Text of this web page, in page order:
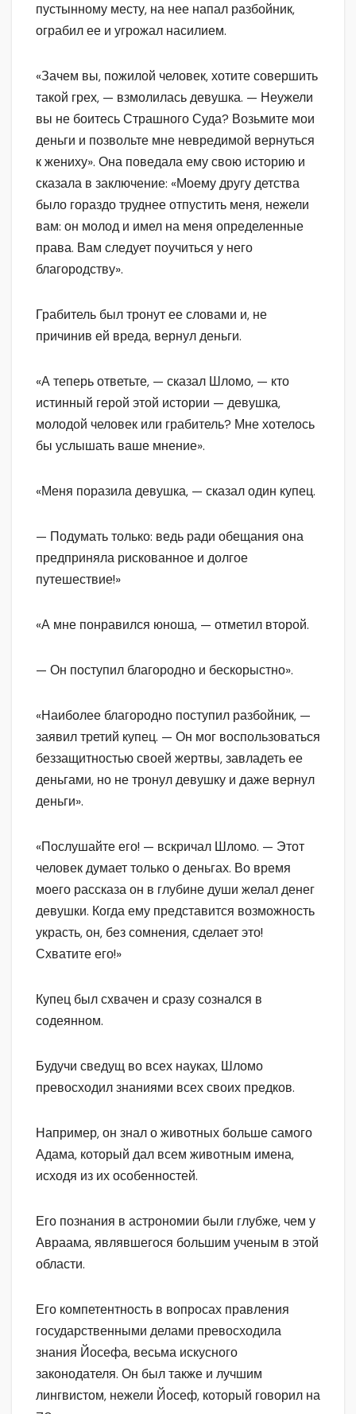
пустынному месту, на нее напал разбойник,
ограбил ее и угрожал насилием.
«Зачем вы, пожилой человек, хотите совершить
такой грех, — взмолилась девушка. — Неужели
вы не боитесь Страшного Суда? Возьмите мои
деньги и позвольте мне невредимой вернуться
к жениху». Она поведала ему свою историю и
сказала в заключение: «Моему другу детства
было гораздо труднее отпустить меня, нежели
вам: он молод и имел на меня определенные
права. Вам следует поучиться у него
благородству».
Грабитель был тронут ее словами и, не
причинив ей вреда, вернул деньги.
«А теперь ответьте, — сказал Шломо, — кто
истинный герой этой истории — девушка,
молодой человек или грабитель? Мне хотелось
бы услышать ваше мнение».
«Меня поразила девушка, — сказал один купец.
— Подумать только: ведь ради обещания она
предприняла рискованное и долгое
путешествие!»
«А мне понравился юноша, — отметил второй.
— Он поступил благородно и бескорыстно».
«Наиболее благородно поступил разбойник, —
заявил третий купец. — Он мог воспользоваться
беззащитностью своей жертвы, завладеть ее
деньгами, но не тронул девушку и даже вернул
деньги».
«Послушайте его! — вскричал Шломо. — Этот
человек думает только о деньгах. Во время
моего рассказа он в глубине души желал денег
девушки. Когда ему представится возможность
украсть, он, без сомнения, сделает это!
Схватите его!»
Купец был схвачен и сразу сознался в
содеянном.
Будучи сведущ во всех науках, Шломо
превосходил знаниями всех своих предков.
Например, он знал о животных больше самого
Адама, который дал всем животным имена,
исходя из их особенностей.
Его познания в астрономии были глубже, чем у
Авраама, являвшегося большим ученым в этой
области.
Его компетентность в вопросах правления
государственными делами превосходила
знания Йосефа, весьма искусного
законодателя. Он был также и лучшим
лингвистом, нежели Йосеф, который говорил на